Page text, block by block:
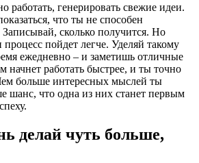
работать, генерировать свежие идеи.
что ты не способен
сколько получится. Но
пойдет легче. Уделяй такому
ежедневно – и заметишь отличные
начнет работать быстрее, и ты точно
больше интересных мыслей ты
шанс, что одна из них станет первым
делай чуть больше,